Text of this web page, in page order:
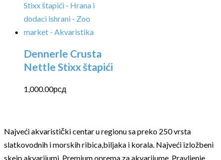
Dennerle Crusta
Nettle Stixx štapići
1,000.00рсд
Najveći akvaristički centar u regionu sa preko 250 vrsta
slatkovodnih i morskih ribica,biljaka i korala. Najveći izložbeni
skejp akvarijumi. Premium oprema za akvarijume. Pravljenje